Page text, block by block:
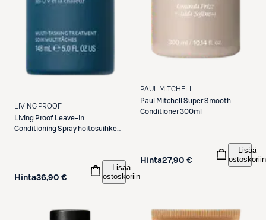
LIVING PROOF
Living Proof
Leave-In
Conditioning Spray hoitosuihke
Hinta36,90 €
Lisää
ostoskoriin
PAUL MITCHELL
Paul Mitchell
Super Smooth
Conditioner 300ml
Hinta27,90 €
Lisää
ostoskoriin